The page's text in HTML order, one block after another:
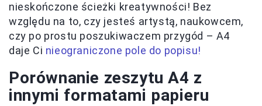
nieskończone ścieżki kreatywności! Bez
względu na to, czy jesteś artystą, naukowcem,
czy po prostu poszukiwaczem przygód – A4
daje Ci nieograniczone pole do popisu!
Porównanie zeszytu A4 z
innymi formatami papieru